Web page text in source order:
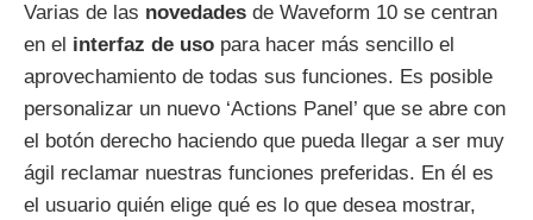
Varias de las novedades de Waveform 10 se centran
en el interfaz de uso para hacer más sencillo el
aprovechamiento de todas sus funciones. Es posible
personalizar un nuevo ‘Actions Panel’ que se abre con
el botón derecho haciendo que pueda llegar a ser muy
ágil reclamar nuestras funciones preferidas. En él es
el usuario quién elige qué es lo que desea mostrar,